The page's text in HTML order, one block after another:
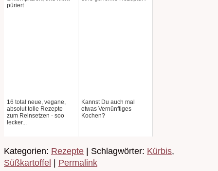
püriert
16 total neue, vegane,
absolut tolle Rezepte
zum Reinsetzen - soo
lecker...
Kannst Du auch mal
etwas Vernünftiges
Kochen?
Kategorien: Rezepte | Schlagwörter: Kürbis,
Süßkartoffel | Permalink